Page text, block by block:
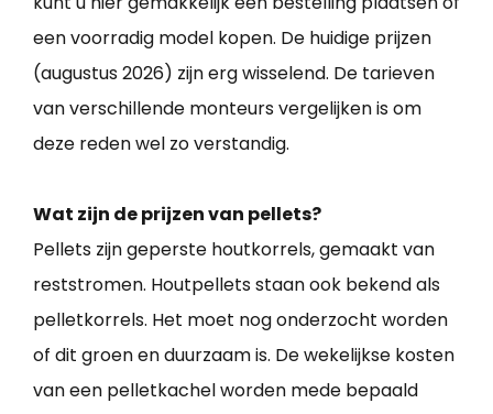
een voorradig model kopen. De huidige prijzen
(augustus 2026) zijn erg wisselend. De tarieven
van verschillende monteurs vergelijken is om
deze reden wel zo verstandig.
Wat zijn de prijzen van pellets?
Pellets zijn geperste houtkorrels, gemaakt van
reststromen. Houtpellets staan ook bekend als
pelletkorrels. Het moet nog onderzocht worden
of dit groen en duurzaam is. De wekelijkse kosten
van een pelletkachel worden mede bepaald